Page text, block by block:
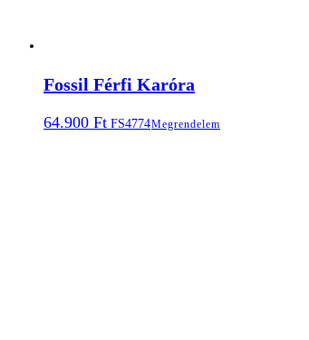
Fossil Férfi Karóra
64.900 Ft FS4774Megrendelem